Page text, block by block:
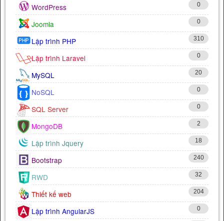
WordPress 0
Joomla 0
Lập trình PHP 310
Lập trình Laravel 0
MySQL 20
NoSQL 0
SQL Server 0
MongoDB 2
Lập trình Jquery 18
Bootstrap 240
RWD 32
Thiết kế web 204
Lập trình AngularJS 0